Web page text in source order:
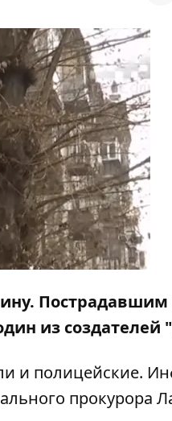
Пострадавшим
из
и полицейские.
прокурора